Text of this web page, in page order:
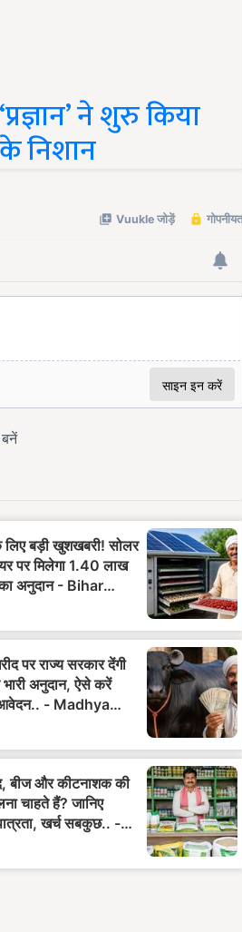
ने शुरु किया
निशान